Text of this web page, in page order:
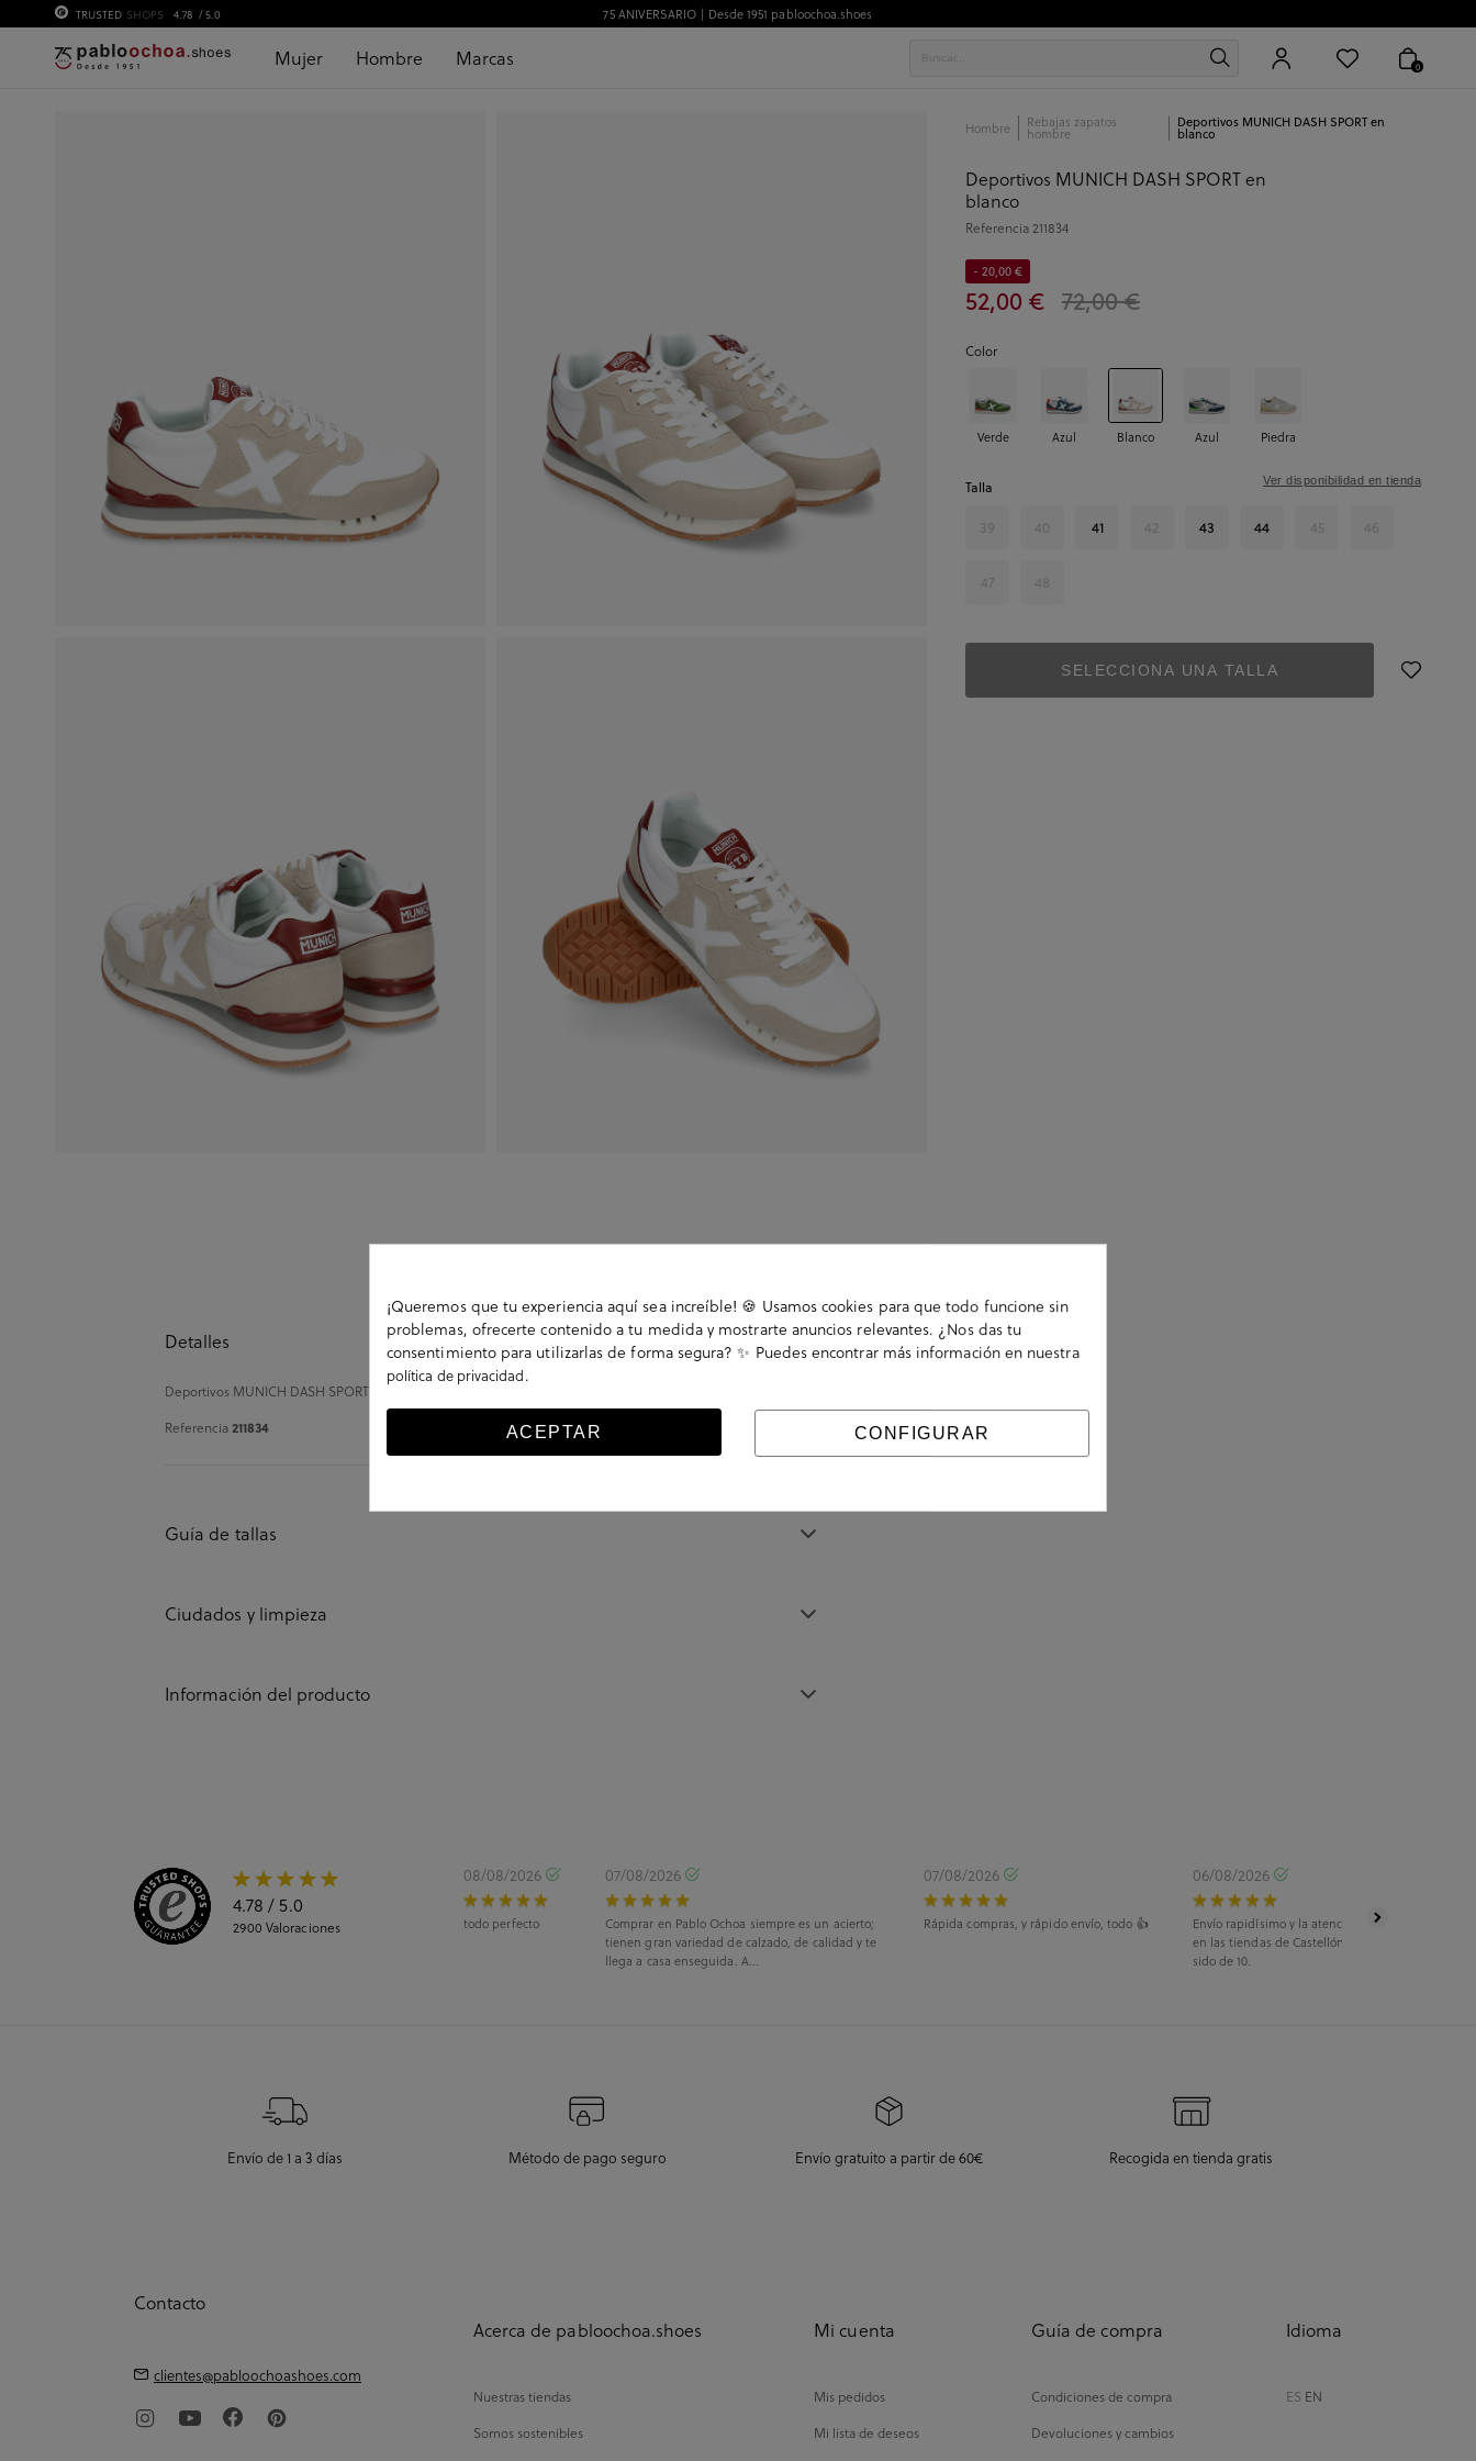
TRUSTED SHOPS 4.78 / 5.0 75 ANIVERSARIO | Desde 1951 pabloochoa.shoes
Mujer Hombre Marcas 0
Hombre Rebajas zapatos
hombre
Deportivos MUNICH DASH SPORT en
blanco
Deportivos MUNICH DASH SPORT en
blanco
Referencia211834
52,00 € 72,00 €
- 20,00 €
Color
Verde Azul Blanco Azul Piedra
Talla
39 40 41 42 43 44 45 46
47 48
Ver disponibilidad en tienda
SELECCIONA UNA TALLA
Detalles
Deportivos MUNICH DASH SPORT en blanco. Cierre con cordones. La plantilla es extraible.
Referencia211834
Guía de tallas
Ciudados y limpieza
Información del producto
4.78 / 5.0
2900 Valoraciones
08/08/2026
todo perfecto
07/08/2026
Comprar en Pablo Ochoa siempre es un acierto;
tienen gran variedad de calzado, de calidad y te
llega a casa enseguida. A...
07/08/2026
Rápida compras, y rápido envío, todo 👍
06/08/2026
Envío rapidísimo y la atención telefónica, tanto
en las tiendas de Castellón como Salamanca ha
sido de 10.
Envío de 1 a 3 días Método de pago seguro Envío gratuito a partir de 60€ Recogida en tienda gratis
Contacto
clientes@pabloochoashoes.com
Acerca de pabloochoa.shoes
Nuestras tiendas
Somos sostenibles
Mi cuenta
Mis pedidos
Mi lista de deseos
Guía de compra
Condiciones de compra
Devoluciones y cambios
Idioma
ES EN
¡Queremos que tu experiencia aquí sea increíble! 🍪 Usamos cookies para que todo funcione sin
problemas, ofrecerte contenido a tu medida y mostrarte anuncios relevantes. ¿Nos das tu
consentimiento para utilizarlas de forma segura? ✨ Puedes encontrar más información en nuestra
política de privacidad.
ACEPTAR CONFIGURAR